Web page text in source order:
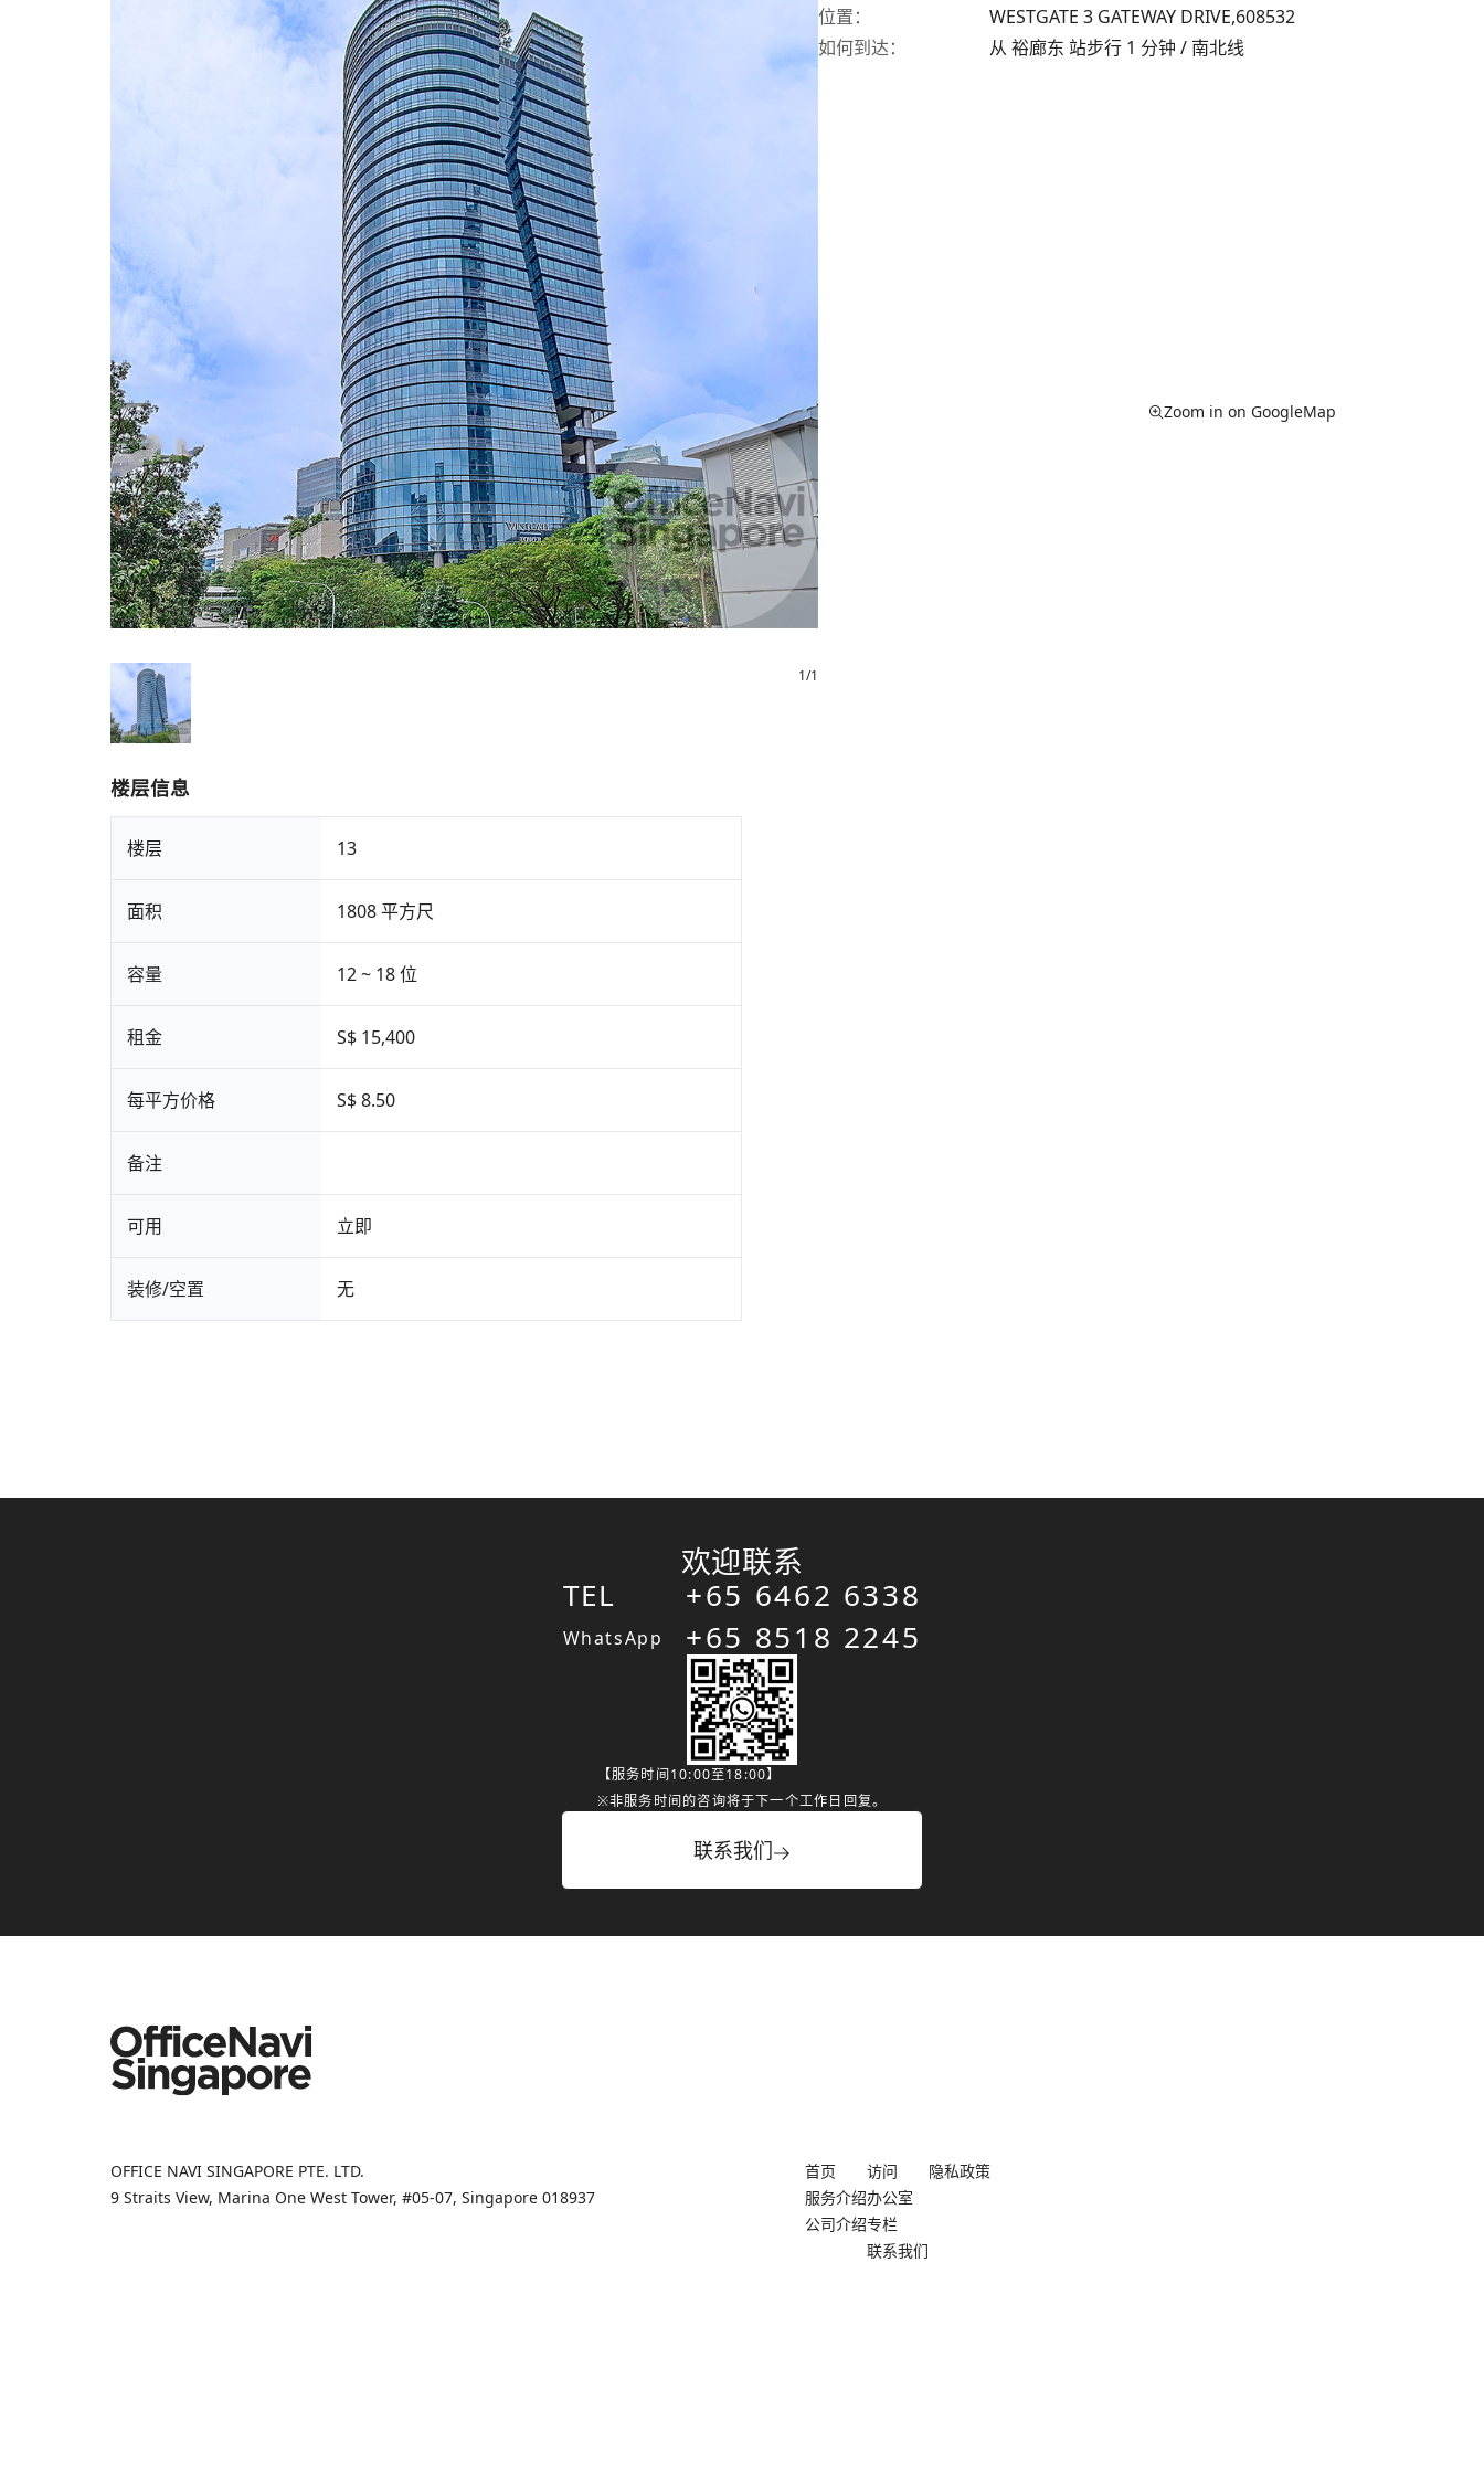
1/1
位置： WESTGATE 3 GATEWAY DRIVE,608532
如何到达： 从 裕廊东 站步行 1 分钟 / 南北线
Zoom in on GoogleMap
楼层信息
楼层 13
面积 1808 平方尺
容量 12 ~ 18 位
租金 S$ 15,400
每平方价格 S$ 8.50
备注
可用 立即
装修/空置 无
欢迎联系
TEL
WhatsApp
+65 6462 6338
+65 8518 2245
【服务时间10:00至18:00】
※非服务时间的咨询将于下一个工作日回复。
联系我们
OFFICE NAVI SINGAPORE PTE. LTD.
9 Straits View, Marina One West Tower, #05-07, Singapore 018937
首页
服务介绍
公司介绍
访问
办公室
专栏
联系我们
隐私政策